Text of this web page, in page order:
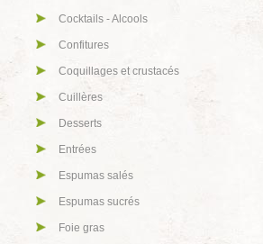
Cocktails - Alcools
Confitures
Coquillages et crustacés
Cuillères
Desserts
Entrées
Espumas salés
Espumas sucrés
Foie gras